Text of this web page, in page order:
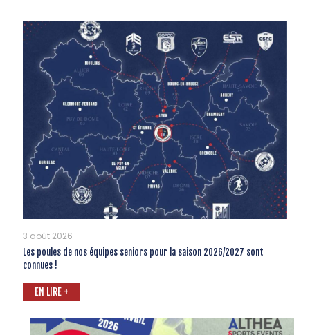
3 août 2026
Les poules de nos équipes seniors pour la saison 2026/2027 sont
connues !
EN LIRE +